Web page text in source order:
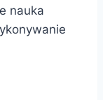
nauka